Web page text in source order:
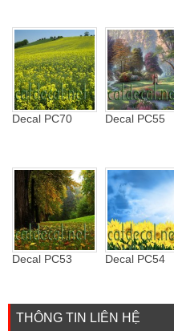
Decal PC70 Decal PC55
Decal PC53 Decal PC54
THÔNG TIN LIÊN HỆ